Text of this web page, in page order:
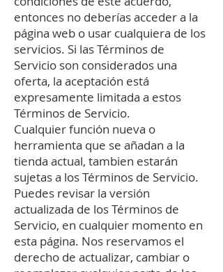
entonces no deberías acceder a la
página web o usar cualquiera de los
servicios. Si las Términos de
Servicio son considerados una
oferta, la aceptación está
expresamente limitada a estos
Términos de Servicio.
Cualquier función nueva o
herramienta que se añadan a la
tienda actual, tambien estarán
sujetas a los Términos de Servicio.
Puedes revisar la versión
actualizada de los Términos de
Servicio, en cualquier momento en
esta página. Nos reservamos el
derecho de actualizar, cambiar o